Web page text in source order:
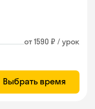
от 1590 ₽ / урок
Выбрать время